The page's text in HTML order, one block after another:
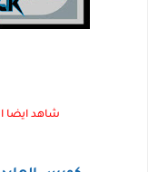
شاهد ايضا